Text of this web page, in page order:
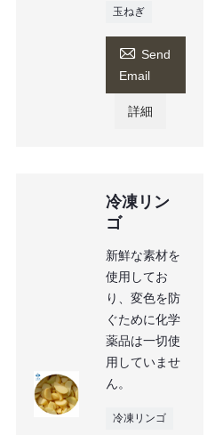
玉ねぎ
 Send
Email
詳細
冷凍リン
ゴ
新鮮な素材を
使用してお
り、変色を防
ぐために化学
薬品は一切使
用していませ
ん。
冷凍リンゴ